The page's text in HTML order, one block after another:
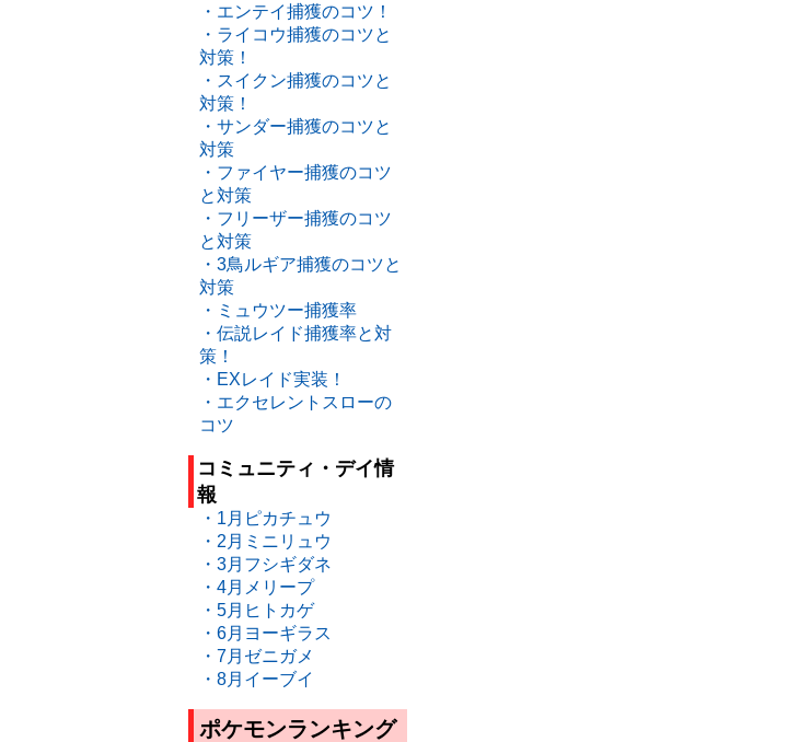
・エンテイ捕獲のコツ！
・ライコウ捕獲のコツと
対策！
・スイクン捕獲のコツと
対策！
・サンダー捕獲のコツと
対策
・ファイヤー捕獲のコツ
と対策
・フリーザー捕獲のコツ
と対策
・3鳥ルギア捕獲のコツと
対策
・ミュウツー捕獲率
・伝説レイド捕獲率と対
策！
・EXレイド実装！
・エクセレントスローの
コツ
コミュニティ・デイ情
報
・1月ピカチュウ
・2月ミニリュウ
・3月フシギダネ
・4月メリープ
・5月ヒトカゲ
・6月ヨーギラス
・7月ゼニガメ
・8月イーブイ
ポケモンランキング